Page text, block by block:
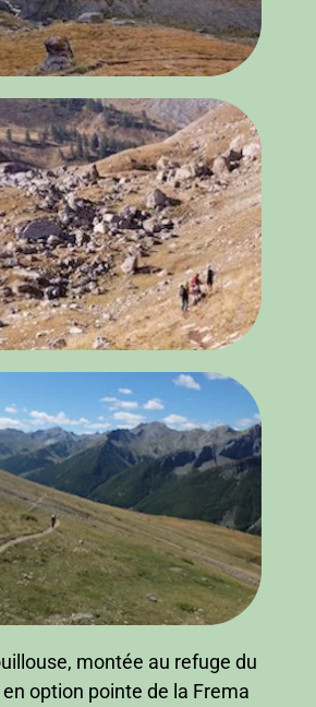
montée au refuge du
option pointe de la Frema